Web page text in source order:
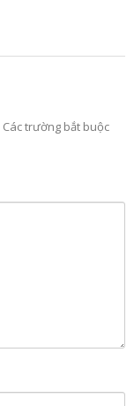
Các trường bắt buộc